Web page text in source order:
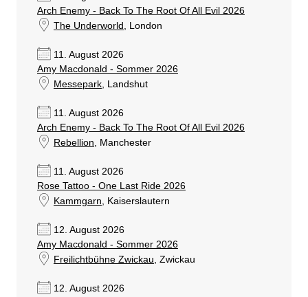
Arch Enemy - Back To The Root Of All Evil 2026
The Underworld , London
11. August 2026
Amy Macdonald - Sommer 2026
Messepark, Landshut
11. August 2026
Arch Enemy - Back To The Root Of All Evil 2026
Rebellion, Manchester
11. August 2026
Rose Tattoo - One Last Ride 2026
Kammgarn, Kaiserslautern
12. August 2026
Amy Macdonald - Sommer 2026
Freilichtbühne Zwickau, Zwickau
12. August 2026